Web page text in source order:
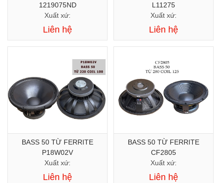
1219075ND
Xuất xứ:
Liên hệ
L11275
Xuất xứ:
Liên hệ
BASS 50 TỪ FERRITE
P18W02V
Xuất xứ:
Liên hệ
BASS 50 TỪ FERRITE
CF2805
Xuất xứ:
Liên hệ